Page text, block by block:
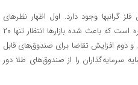
گرانبها وجود دارد. اول اظهار نظرهای
مقامات فدرال رزرو آمریکا در مورد نرخ بهره است که باعث شده بازارها انتظار تنها ۲۰
دوم افزایش تقاضا برای صندوق‌های قابل
را از صندوق‌های طلا دور